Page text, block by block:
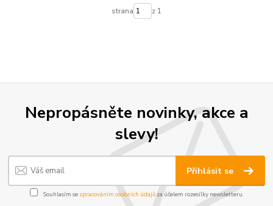
strana z 1
Nepropásněte novinky, akce a
slevy!
Přihlásit se
Souhlasím se zpracováním osobních údajůza účelem rozesílky newsletteru.